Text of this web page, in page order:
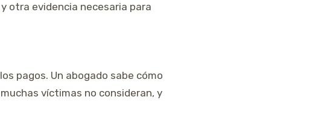
otra evidencia necesaria para
pagos. Un abogado sabe cómo
víctimas no consideran, y